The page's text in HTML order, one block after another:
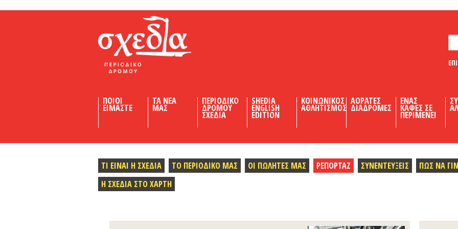
ΠΟΙΟΙ
ΕΙΜΑΣΤΕ
ΤΑ ΝΕΑ
ΜΑΣ
ΠΕΡΙΟΔΙΚΟ
ΔΡΟΜΟΥ
ΣΧΕΔΙΑ
SHEDIA
ENGLISH
EDITION
ΚΟΙΝΩΝΙΚΟΣ
ΑΘΛΗΤΙΣΜΟΣ
ΑΟΡΑΤΕΣ
ΔΙΑΔΡΟΜΕΣ
ΕΝΑΣ
ΚΑΦΕΣ ΣΕ
ΠΕΡΙΜΕΝΕΙ
ΤΙ ΕΙΝΑΙ Η ΣΧΕΔΙΑ ΤΟ ΠΕΡΙΟΔΙΚΟ ΜΑΣ ΟΙ ΠΩΛΗΤΕΣ ΜΑΣ ΡΕΠΟΡΤΑΖ ΣΥΝΕΝΤΕΥΞΕΙΣ
ΠΩΣ ΝΑ
Η ΣΧΕΔΙΑ ΣΤΟ ΧΑΡΤΗ